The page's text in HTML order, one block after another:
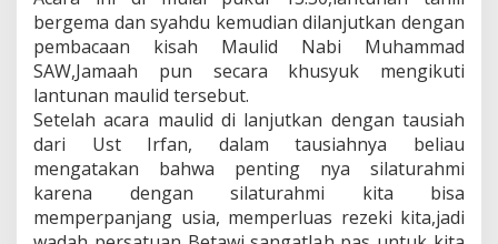
bergema dan syahdu kemudian dilanjutkan dengan
pembacaan kisah Maulid Nabi Muhammad
SAW,Jamaah pun secara khusyuk mengikuti
lantunan maulid tersebut.
Setelah acara maulid di lanjutkan dengan tausiah
dari Ust Irfan, dalam tausiahnya beliau
mengatakan bahwa penting nya silaturahmi
karena dengan silaturahmi kita bisa
memperpanjang usia, memperluas rezeki kita,jadi